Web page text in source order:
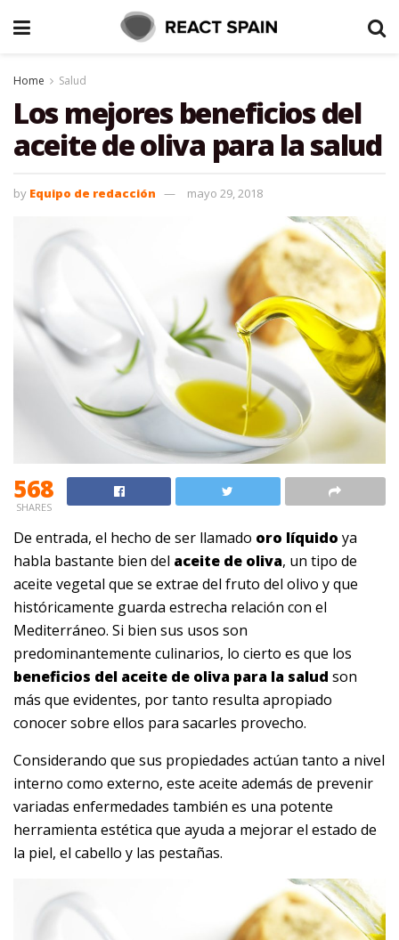
Home Salud
Los mejores beneficios del
aceite de oliva para la salud
by Equipo de redacción mayo 29, 2018
568
SHARES
De entrada, el hecho de ser llamado oro líquido ya
habla bastante bien del aceite de oliva, un tipo de
aceite vegetal que se extrae del fruto del olivo y que
históricamente guarda estrecha relación con el
Mediterráneo. Si bien sus usos son
predominantemente culinarios, lo cierto es que los
beneficios del aceite de oliva para la salud son
más que evidentes, por tanto resulta apropiado
conocer sobre ellos para sacarles provecho.
Considerando que sus propiedades actúan tanto a nivel
interno como externo, este aceite además de prevenir
variadas enfermedades también es una potente
herramienta estética que ayuda a mejorar el estado de
la piel, el cabello y las pestañas.